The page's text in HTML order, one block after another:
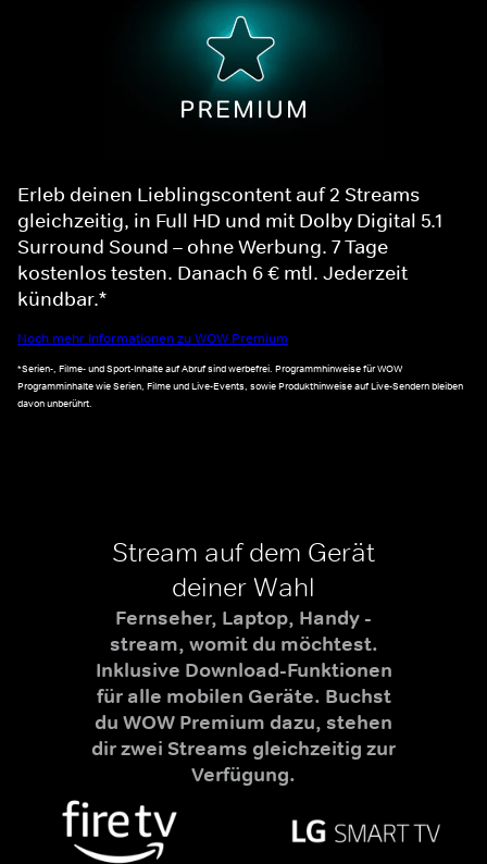
Erleb deinen Lieblingscontent auf 2 Streams
gleichzeitig, in Full HD und mit Dolby Digital 5.1
Surround Sound – ohne Werbung. 7 Tage
kostenlos testen. Danach 6 € mtl. Jederzeit
kündbar.*
Noch mehr Informationen zu WOW Premium
*Serien-, Filme- und Sport-Inhalte auf Abruf sind werbefrei. Programmhinweise für WOW
Programminhalte wie Serien, Filme und Live-Events, sowie Produkthinweise auf Live-Sendern bleiben
davon unberührt.
Stream auf dem Gerät
deiner Wahl
Fernseher, Laptop, Handy -
stream, womit du möchtest.
Inklusive Download-Funktionen
für alle mobilen Geräte. Buchst
du WOW Premium dazu, stehen
dir zwei Streams gleichzeitig zur
Verfügung.